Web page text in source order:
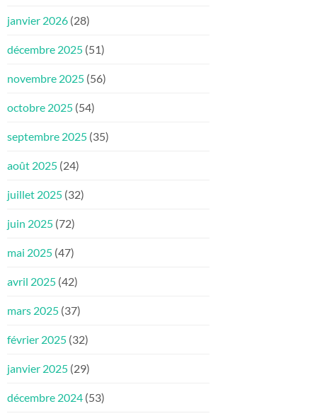
janvier 2026 (28)
décembre 2025 (51)
novembre 2025 (56)
octobre 2025 (54)
septembre 2025 (35)
août 2025 (24)
juillet 2025 (32)
juin 2025 (72)
mai 2025 (47)
avril 2025 (42)
mars 2025 (37)
février 2025 (32)
janvier 2025 (29)
décembre 2024 (53)